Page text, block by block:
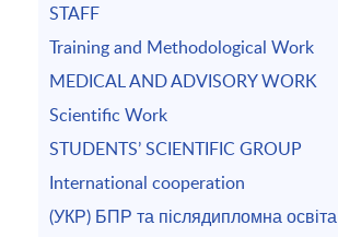
STAFF
Training and Methodological Work
MEDICAL AND ADVISORY WORK
Scientific Work
STUDENTS’ SCIENTIFIC GROUP
International cooperation
(УКР) БПР та післядипломна освіта